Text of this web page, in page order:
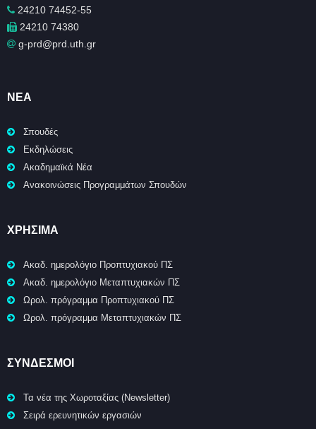
24210 74452-55
24210 74380
g-prd@prd.uth.gr
ΝΈΑ
Σπουδές
Εκδηλώσεις
Ακαδημαϊκά Νέα
Ανακοινώσεις Προγραμμάτων Σπουδών
ΧΡΉΣΙΜΑ
Ακαδ. ημερολόγιο Προπτυχιακού ΠΣ
Ακαδ. ημερολόγιο Μεταπτυχιακών ΠΣ
Ωρολ. πρόγραμμα Προπτυχιακού ΠΣ
Ωρολ. πρόγραμμα Μεταπτυχιακών ΠΣ
ΣΥΝΔΕΣΜΟΙ
Τα νέα της Χωροταξίας (Newsletter)
Σειρά ερευνητικών εργασιών